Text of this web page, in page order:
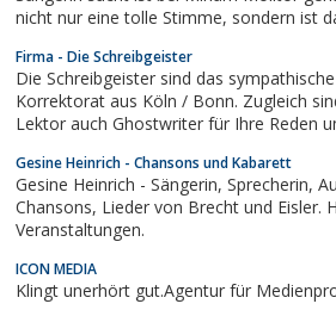
nicht nur eine tolle Stimme, sondern ist darüber hinaus auch
einsprechen von Radiowerbespots auch
von Imagefilmen oder anderen...
Firma - Die Schreibgeister
Die Schreibgeister sind das
Korrektorat aus Köln / Bonn. Zugleich
Lektor auch Ghostwriter für Ihre Reden
Gesine Heinrich - Chansons und Kabarett
Gesine Heinrich - Sängerin, Sprecherin, Autorin. Musikkabarett,
Chansons, Lieder von Brecht und Eisler. Hörproben, Infos zu
Veranstaltungen.
ICON MEDIA
Klingt unerhört gut.Agentur für